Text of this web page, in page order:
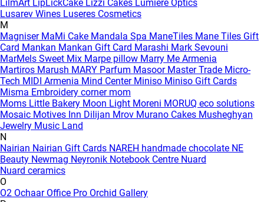
LilmArt LipLickCake Lizzi Cakes Lumiere Optics
Lusarev Wines Luseres Cosmetics
M
Magniser MaMi Cake Mandala Spa ManeTiles Mane Tiles Gift
Card Mankan Mankan Gift Card Marashi Mark Sevouni
MarMels Sweet Mix Marpe pillow Marry Me Armenia
Martiros Marush MARY Parfum Masoor Master Trade Micro-
Tech MIDI Armenia Mind Center Miniso Miniso Gift Cards
Misma Embroidery corner mom
Moms Little Bakery Moon Light Moreni MORUQ eco solutions
Mosaic Motives Inn Dilijan Mrov Murano Cakes Musheghyan
Jewelry Music Land
N
Nairian Nairian Gift Cards NAREH handmade chocolate NE
Beauty Newmag Neyronik Notebook Centre Nuard
Nuard ceramics
O
O2 Ochaar Office Pro Orchid Gallery